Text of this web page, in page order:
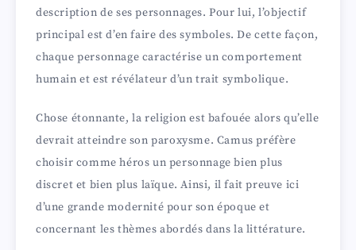
description de ses personnages. Pour lui, l’objectif
principal est d’en faire des symboles. De cette façon,
chaque personnage caractérise un comportement
humain et est révélateur d’un trait symbolique.
Chose étonnante, la religion est bafouée alors qu’elle
devrait atteindre son paroxysme. Camus préfère
choisir comme héros un personnage bien plus
discret et bien plus laïque. Ainsi, il fait preuve ici
d’une grande modernité pour son époque et
concernant les thèmes abordés dans la littérature.